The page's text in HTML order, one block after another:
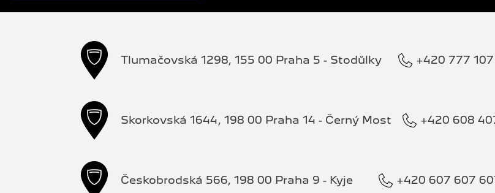
Tlumačovská 1298, 155 00 Praha 5 - Stodůlky +420 777 107
Skorkovská 1644, 198 00 Praha 14 - Černý Most +420 608
Českobrodská 566, 198 00 Praha 9 - Kyje +420 607 607